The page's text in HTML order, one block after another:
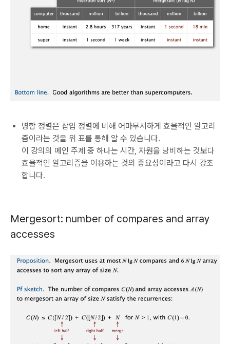
병합 정렬은 삽입 정렬에 비해 어마무시하게 효율적인 알고리
즘이라는 것을 위 표를 통해 알 수 있습니다.
이 강의의 메인 주제 중 하나는 시간, 자원을 낭비하는 것보다
효율적인 알고리즘을 이용하는 것의 중요성이라고 다시 강조
합니다.
Mergesort: number of compares and array
accesses